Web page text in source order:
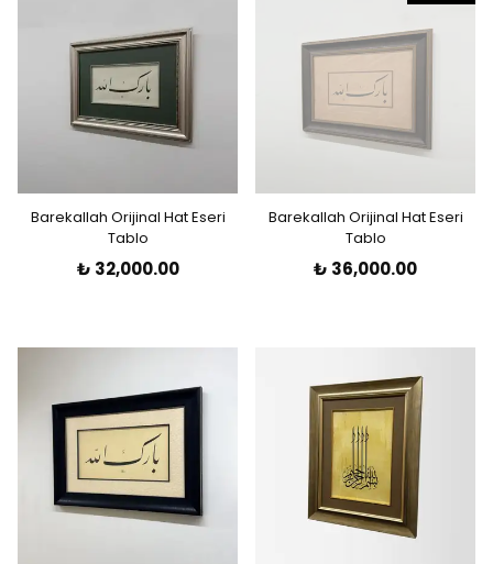
Barekallah Orijinal Hat Eseri
Tablo
₺ 32,000.00
Barekallah Orijinal Hat Eseri
Tablo
₺ 36,000.00